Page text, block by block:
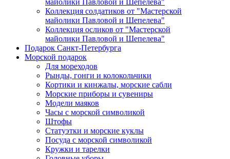
майолики Павловой и Шепелева"
Коллекция солдатиков от "Мастерской
майолики Павловой и Шепелева"
Коллекция осликов от "Мастерской
майолики Павловой и Шепелева"
Подарок Санкт-Петербурга
Морской подарок
Для мореходов
Рынды, гонги и колокольчики
Кортики и кинжалы, морские сабли
Морские приборы и сувениры
Модели маяков
Часы с морской символикой
Штофы
Статуэтки и морские куклы
Посуда с морской символикой
Кружки и тарелки